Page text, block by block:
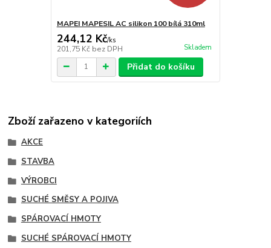
MAPEI MAPESIL AC silikon 100 bílá 310ml
244,12 Kč/ks
201,75 Kč bez DPH Skladem
Přidat do košíku
Zboží zařazeno v kategoriích
AKCE
STAVBA
VÝROBCI
SUCHÉ SMĚSY A POJIVA
SPÁROVACÍ HMOTY
SUCHÉ SPÁROVACÍ HMOTY